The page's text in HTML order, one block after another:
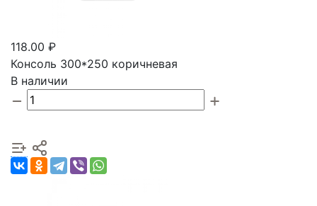
118.00 ₽
Консоль 300*250 коричневая
В наличии